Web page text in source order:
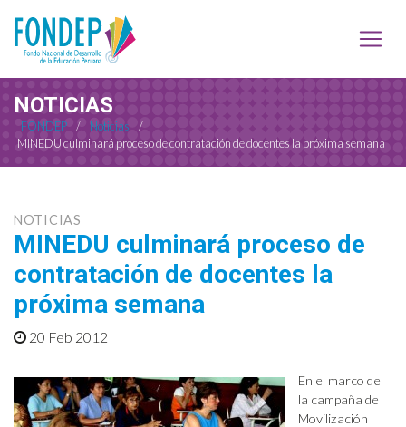
NOTICIAS
FONDEP / Noticias
/
MINEDU culminará proceso de contratación de docentes la próxima semana
NOTICIAS
MINEDU culminará proceso de
contratación de docentes la
próxima semana
20 Feb 2012
En el marco de
la campaña de
Movilización